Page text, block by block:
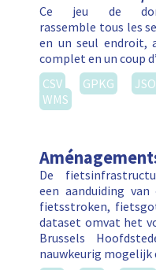
Ce jeu de
rassemble tous les
en un seul endroit,
complet en un coup
CSV
GPKG
WMS
De
een aanduiding van
fietsstroken,
dataset omvat het
Brussels
nauwkeurig